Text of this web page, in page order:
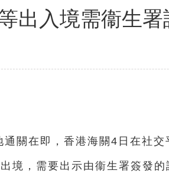
出入境需衞生署
關在即，香港海關4日在社交
境，需要出示由衞生署簽發的